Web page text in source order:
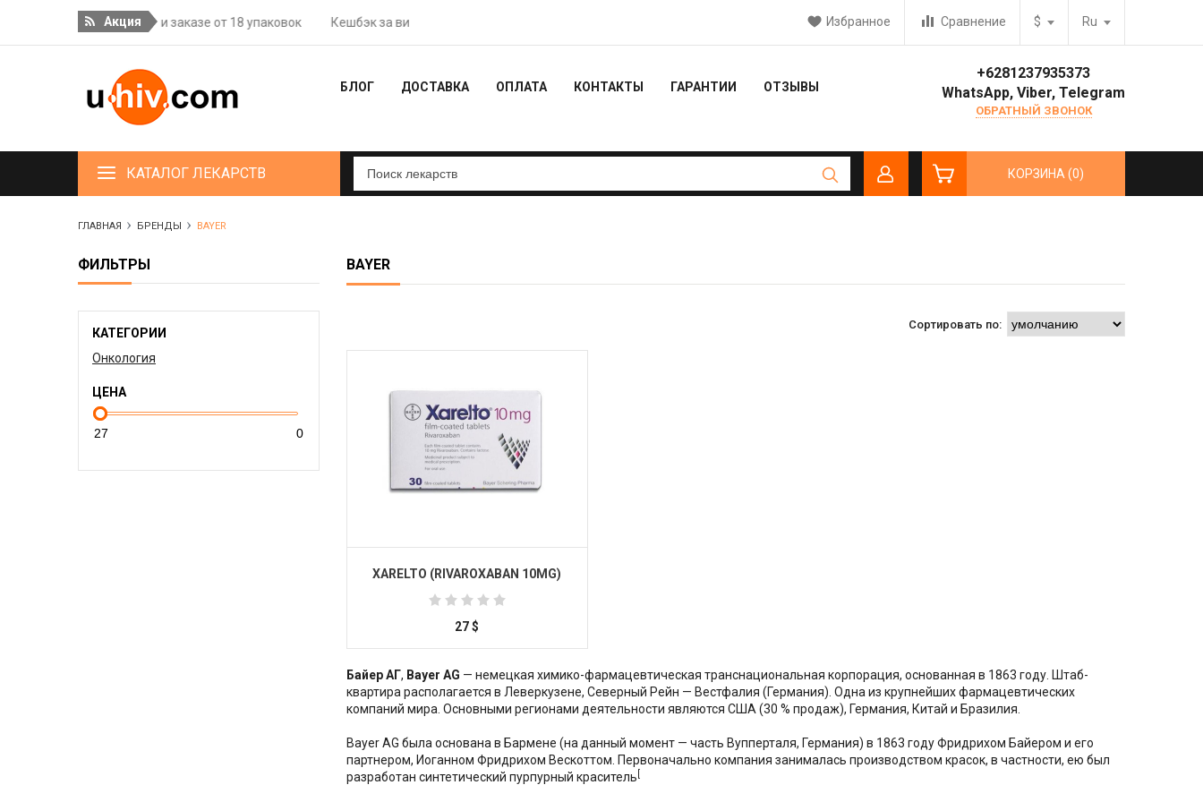
Акция
доставка при заказе от 18 упаковок Кешбэк за видеоотзыв - 10% от заказа Действует акция с бесплатной доставкой - спрашивайте у консультанта Ru
$
Сравнение
Избранное
+6281237935373
WhatsApp, Viber, Telegram
ОБРАТНЫЙ ЗВОНОК
БЛОГ ДОСТАВКА ОПЛАТА КОНТАКТЫ ГАРАНТИИ ОТЗЫВЫ
КОРЗИНА (0)
КАТАЛОГ ЛЕКАРСТВ
ГЛАВНАЯ БРЕНДЫ BAYER
ФИЛЬТРЫ
КАТЕГОРИИ
Онкология
ЦЕНА
BAYER
Сортировать по:
XARELTO (RIVAROXABAN 10MG)
27 $
Байер АГ, Bayer AG — немецкая химико-фармацевтическая транснациональная корпорация, основанная в 1863 году. Штаб-
квартира располагается в Леверкузене, Северный Рейн — Вестфалия (Германия). Одна из крупнейших фармацевтических
компаний мира. Основными регионами деятельности являются США (30 % продаж), Германия, Китай и Бразилия.
Bayer AG была основана в Бармене (на данный момент — часть Вупперталя, Германия) в 1863 году Фридрихом Байером и его
партнером, Иоганном Фридрихом Вескоттом. Первоначально компания занималась производством красок, в частности, ею был
разработан синтетический пурпурный краситель [